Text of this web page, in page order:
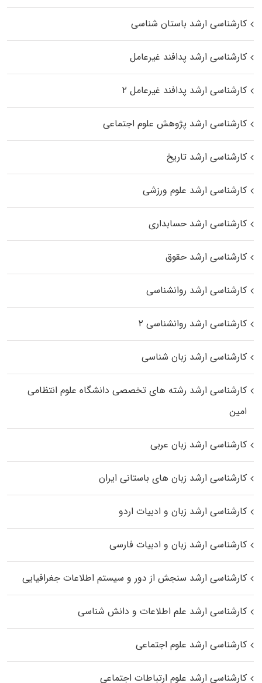
کارشناسی ارشد باستان شناسی
کارشناسی ارشد پدافند غیرعامل
کارشناسی ارشد پدافند غیرعامل ۲
کارشناسی ارشد پژوهش علوم اجتماعی
کارشناسی ارشد تاریخ
کارشناسی ارشد علوم ورزشی
کارشناسی ارشد حسابداری
کارشناسی ارشد حقوق
کارشناسی ارشد روانشناسی
کارشناسی ارشد روانشناسی ۲
کارشناسی ارشد زبان شناسی
کارشناسی ارشد رﺷﺘﻪ ﻫﺎی تخصصی داﻧﺸﮕﺎه ﻋﻠﻮم انتظامی
اﻣﻴﻦ
کارشناسی ارشد زبان عربی
کارشناسی ارشد زبان‌ های باستانی ایران
کارشناسی ارشد زبان و ادبیات اردو
کارشناسی ارشد زبان و ادبیات فارسی
کارشناسی ارشد سنجش از دور و سیستم اطلاعات جغرافیایی
کارشناسی ارشد علم اطلاعات و دانش شناسی
کارشناسی ارشد علوم اجتماعی
کارشناسی ارشد علوم ارتباطات اجتماعی